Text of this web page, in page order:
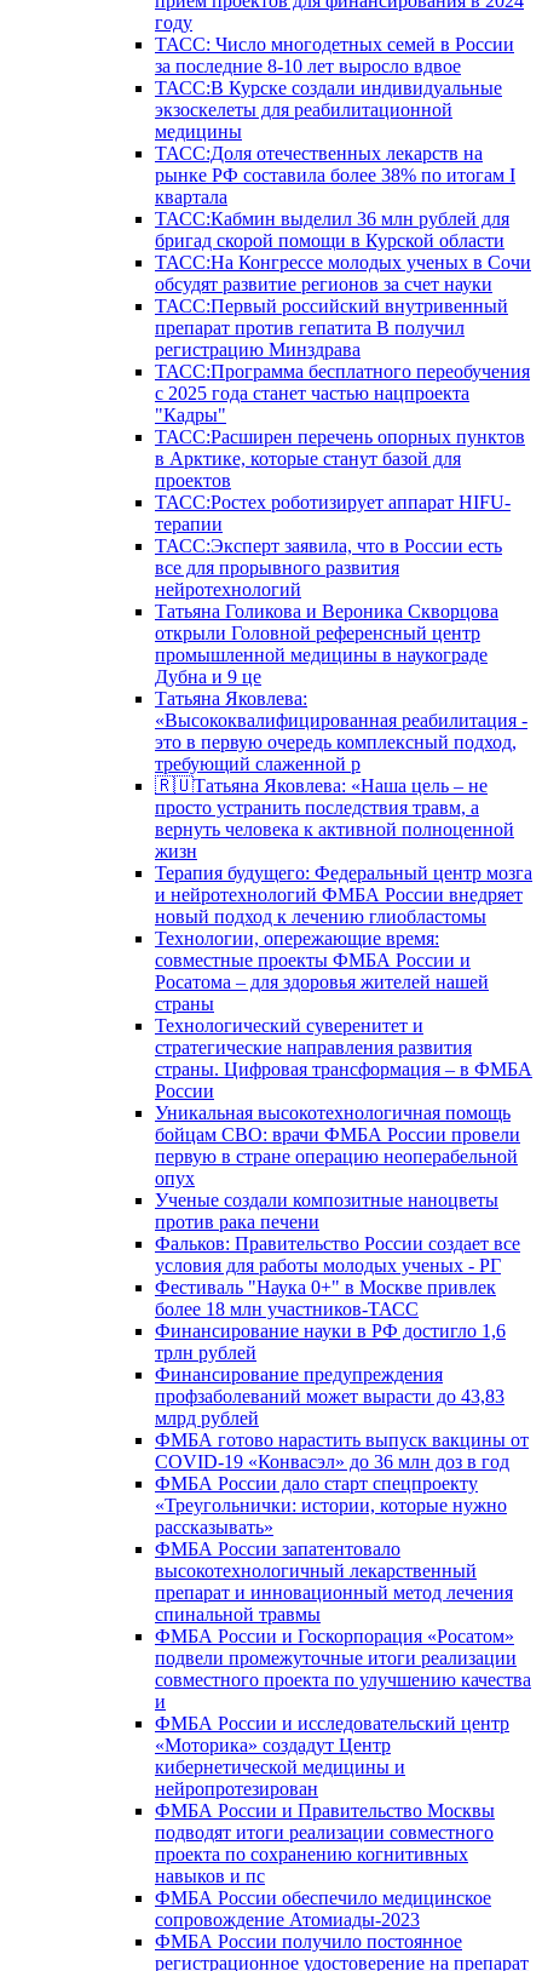
году
ТАСС: Число многодетных семей в России
за последние 8-10 лет выросло вдвое
ТАСС:В Курске создали индивидуальные
экзоскелеты для реабилитационной
медицины
ТАСС:Доля отечественных лекарств на
рынке РФ составила более 38% по итогам I
квартала
ТАСС:Кабмин выделил 36 млн рублей для
бригад скорой помощи в Курской области
ТАСС:На Конгрессе молодых ученых в Сочи
обсудят развитие регионов за счет науки
ТАСС:Первый российский внутривенный
препарат против гепатита В получил
регистрацию Минздрава
ТАСС:Программа бесплатного переобучения
с 2025 года станет частью нацпроекта
"Кадры"
ТАСС:Расширен перечень опорных пунктов
в Арктике, которые станут базой для
проектов
ТАСС:Ростех роботизирует аппарат HIFU-
терапии
ТАСС:Эксперт заявила, что в России есть
все для прорывного развития
нейротехнологий
Татьяна Голикова и Вероника Скворцова
открыли Головной референсный центр
промышленной медицины в наукограде
Дубна и 9 це
Татьяна Яковлева:
«Высококвалифицированная реабилитация -
это в первую очередь комплексный подход,
требующий слаженной р
🇷🇺Татьяна Яковлева: «Наша цель – не
просто устранить последствия травм, а
вернуть человека к активной полноценной
жизн
Терапия будущего: Федеральный центр мозга
и нейротехнологий ФМБА России внедряет
новый подход к лечению глиобластомы
Технологии, опережающие время:
совместные проекты ФМБА России и
Росатома – для здоровья жителей нашей
страны
Технологический суверенитет и
стратегические направления развития
страны. Цифровая трансформация – в ФМБА
России
Уникальная высокотехнологичная помощь
бойцам СВО: врачи ФМБА России провели
первую в стране операцию неоперабельной
опух
Ученые создали композитные наноцветы
против рака печени
Фальков: Правительство России создает все
условия для работы молодых ученых - РГ
Фестиваль "Наука 0+" в Москве привлек
более 18 млн участников-ТАСС
Финансирование науки в РФ достигло 1,6
трлн рублей
Финансирование предупреждения
профзаболеваний может вырасти до 43,83
млрд рублей
ФМБА готово нарастить выпуск вакцины от
COVID-19 «Конвасэл» до 36 млн доз в год
ФМБА России дало старт спецпроекту
«Треугольнички: истории, которые нужно
рассказывать»
ФМБА России запатентовало
высокотехнологичный лекарственный
препарат и инновационный метод лечения
спинальной травмы
ФМБА России и Госкорпорация «Росатом»
подвели промежуточные итоги реализации
совместного проекта по улучшению качества
и
ФМБА России и исследовательский центр
«Моторика» создадут Центр
кибернетической медицины и
нейропротезирован
ФМБА России и Правительство Москвы
подводят итоги реализации совместного
проекта по сохранению когнитивных
навыков и пс
ФМБА России обеспечило медицинское
сопровождение Атомиады-2023
ФМБА России получило постоянное
регистрационное удостоверение на препарат